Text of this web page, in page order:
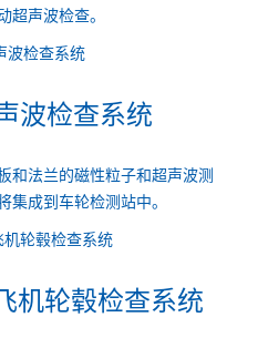
超声波检查。
波检查系统
和法兰的磁性粒子和超声波测
集成到车轮检测站中。
机轮毂检查系统